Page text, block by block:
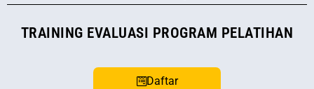
TRAINING EVALUASI PROGRAM PELATIHAN
Daftar